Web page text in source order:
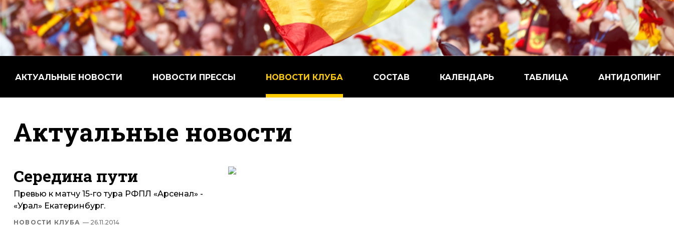
АКТУАЛЬНЫЕ НОВОСТИ НОВОСТИ ПРЕССЫ НОВОСТИ КЛУБА СОСТАВ КАЛЕНДАРЬ ТАБЛИЦА АНТИДОПИНГ
Актуальные новости
Середина пути
Превью к матчу 15-го тура РФПЛ «Арсенал» -
«Урал» Екатеринбург.
НОВОСТИ КЛУБА — 26.11.2014